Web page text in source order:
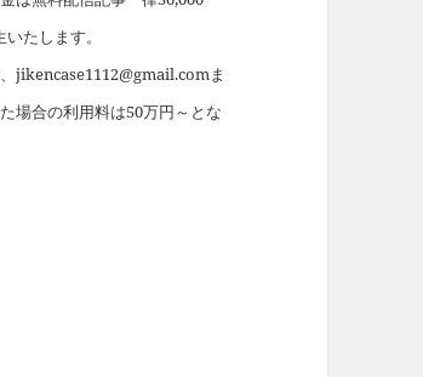
たします。
jikencase1112@gmail.comま
場合の利用料は50万円～とな